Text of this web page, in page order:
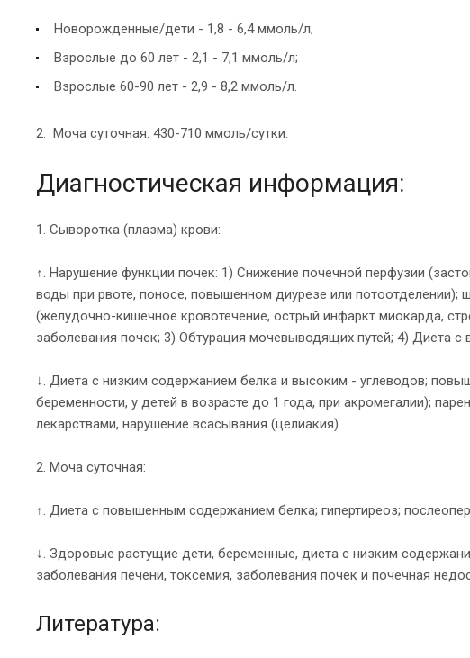
Новорожденные/дети - 1,8 - 6,4 ммоль/л;
Взрослые до 60 лет - 2,1 - 7,1 ммоль/л;
Взрослые 60-90 лет - 2,9 - 8,2 ммоль/л.
2. Моча суточная: 430-710 ммоль/сутки.
Диагностическая информация:
1. Сыворотка (плазма) крови:
↑. Нарушение функции почек: 1) Снижение почечной перфузии
воды при рвоте, поносе, повышенном диурезе или
(желудочно-кишечное кровотечение, острый инфаркт миокарда,
заболевания почек; 3) Обтурация мочевыводящих путей; 4) Диета
↓. Диета с низким содержанием белка и высоким - углеводов;
беременности, у детей в возрасте до 1 года, при акромегалии);
лекарствами, нарушение всасывания (целиакия).
2. Моча суточная:
↑. Диета с повышенным содержанием белка; гипертиреоз;
↓. Здоровые растущие дети, беременные, диета с низким
заболевания печени, токсемия, заболевания почек и почечная
Литература: